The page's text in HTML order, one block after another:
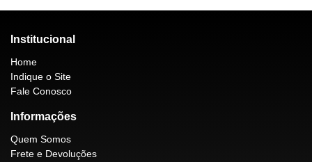
Institucional
Home
Indique o Site
Fale Conosco
Informações
Quem Somos
Frete e Devoluções